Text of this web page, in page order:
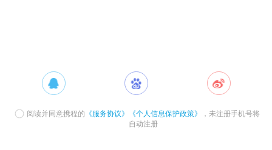
阅读并同意携程的 《服务协议》 《个人信息保护政策》
，未注册手机号将
自动注册